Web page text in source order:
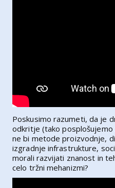
Poskusimo razumeti, da je
odkritje (tako posplošujemo
ne bi metode proizvodnje,
izgradnje infrastrukture,
morali razvijati znanost in
celo tržni mehanizmi?